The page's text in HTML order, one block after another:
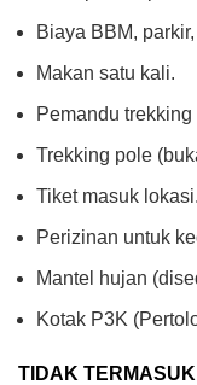
Biaya BBM,
Makan satu kali.
Pemandu
Trekking pole
Tiket masuk lokasi.
Perizinan untuk
Mantel hujan
Kotak P3K
TIDAK TERMASUK